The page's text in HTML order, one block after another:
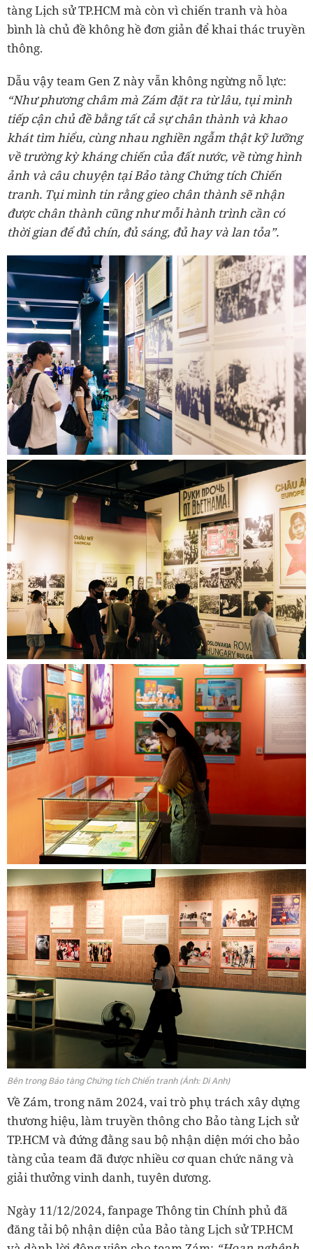
tàng Lịch sử TP.HCM mà còn vì chiến tranh và hòa
bình là chủ đề không hề đơn giản để khai thác truyền
thông.
Dẫu vậy team Gen Z này vẫn không ngừng nỗ lực:
“Như phương châm mà Zám đặt ra từ lâu, tụi mình
tiếp cận chủ đề bằng tất cả sự chân thành và khao
khát tìm hiểu, cùng nhau nghiền ngẫm thật kỹ lưỡng
về trường kỳ kháng chiến của đất nước, về từng hình
ảnh và câu chuyện tại Bảo tàng Chứng tích Chiến
tranh. Tụi mình tin rằng gieo chân thành sẽ nhận
được chân thành cũng như mỗi hành trình cần có
thời gian để đủ chín, đủ sáng, đủ hay và lan tỏa”.
Bên trong Bảo tàng Chứng tích Chiến tranh (Ảnh: Di Anh)
Về Zám, trong năm 2024, vai trò phụ trách xây dựng
thương hiệu, làm truyền thông cho Bảo tàng Lịch sử
TP.HCM và đứng đằng sau bộ nhận diện mới cho bảo
tàng của team đã được nhiều cơ quan chức năng và
giải thưởng vinh danh, tuyên dương.
Ngày 11/12/2024, fanpage Thông tin Chính phủ đã
đăng tải bộ nhận diện của Bảo tàng Lịch sử TP.HCM